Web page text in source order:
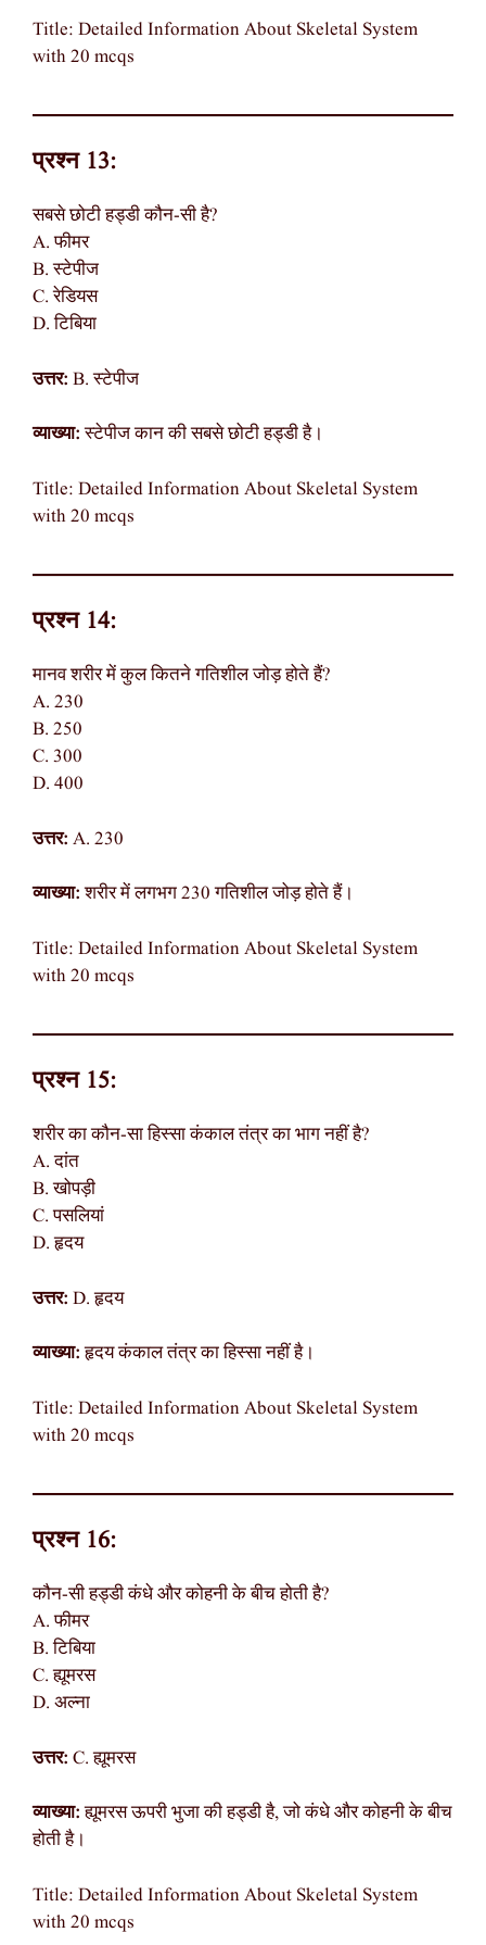
Title: Detailed Information About Skeletal System
with 20 mcqs
प्रश्न 13:
सबसे छोटी हड्डी कौन-सी है?
A. फीमर
B. स्टेपीज
C. रेडियस
D. टिबिया
उत्तर: B. स्टेपीज
व्याख्या:स्टेपीज कान की सबसे छोटी हड्डी है।
Title: Detailed Information About Skeletal System
with 20 mcqs
प्रश्न 14:
मानव शरीर में कुल कितने गतिशील जोड़ होते हैं?
A. 230
B. 250
C. 300
D. 400
उत्तर: A. 230
व्याख्या:शरीर में लगभग 230 गतिशील जोड़ होते हैं।
Title: Detailed Information About Skeletal System
with 20 mcqs
प्रश्न 15:
शरीर का कौन-सा हिस्सा कंकाल तंत्र का भाग नहीं है?
A. दांत
B. खोपड़ी
C. पसलियां
D. हृदय
उत्तर: D. हृदय
व्याख्या:हृदय कंकाल तंत्र का हिस्सा नहीं है।
Title: Detailed Information About Skeletal System
with 20 mcqs
प्रश्न 16:
कौन-सी हड्डी कंधे और कोहनी के बीच होती है?
A. फीमर
B. टिबिया
C. ह्यूमरस
D. अल्ना
उत्तर: C. ह्यूमरस
व्याख्या:ह्यूमरस ऊपरी भुजा की हड्डी है, जो कंधे और कोहनी के बीच
होती है।
Title: Detailed Information About Skeletal System
with 20 mcqs